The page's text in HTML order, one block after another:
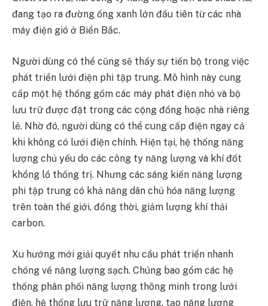
đang tạo ra đường ống xanh lớn đầu tiên từ các nhà
máy điện gió ở Biển Bắc.
Người dùng có thể cũng sẽ thấy sự tiến bộ trong việc
phát triển lưới điện phi tập trung. Mô hình này cung
cấp một hệ thống gồm các máy phát điện nhỏ và bộ
lưu trữ được đặt trong các cộng đồng hoặc nhà riêng
lẻ. Nhờ đó, người dùng có thể cung cấp điện ngay cả
khi không có lưới điện chính. Hiện tại, hệ thống năng
lượng chủ yếu do các công ty năng lượng và khí đốt
khổng lồ thống trị. Nhưng các sáng kiến năng lượng
phi tập trung có khả năng dân chủ hóa năng lượng
trên toàn thế giới, đồng thời, giảm lượng khí thải
carbon.
Xu hướng mới giải quyết nhu cầu phát triển nhanh
chóng về năng lượng sạch. Chúng bao gồm các hệ
thống phân phối năng lượng thông minh trong lưới
điện, hệ thống lưu trữ năng lượng, tạo năng lượng